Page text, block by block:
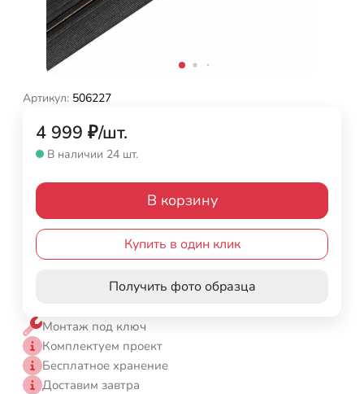
Артикул: 506227
4 999 ₽/шт.
В наличии 24 шт.
В корзину
Купить в один клик
Получить фото образца
Монтаж под ключ
Комплектуем проект
Бесплатное хранение
Доставим завтра